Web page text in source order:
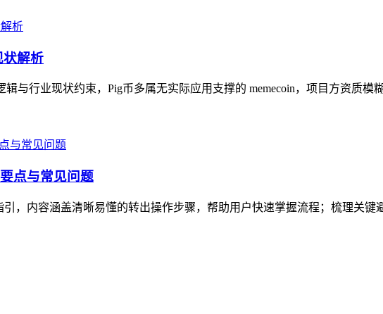
状解析
与行业现状约束，Pig币多属无实际应用支撑的 memecoin，项目方资质模
点与常见问题
，内容涵盖清晰易懂的转出操作步骤，帮助用户快速掌握流程；梳理关键